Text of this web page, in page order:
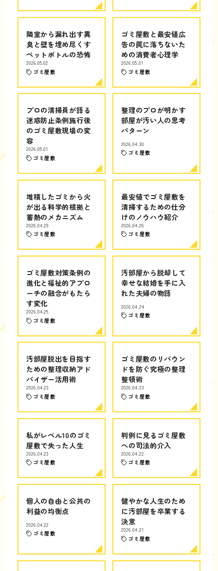
隣室から漏れ出す異
臭と壁を埋め尽くす
ペットボトルの恐怖
2026.05.02
ゴミ屋敷
ゴミ屋敷と最安値広
告の罠に落ちないた
めの消費者心理学
2026.05.01
ゴミ屋敷
プロの清掃員が語る
迷惑防止条例施行後
のゴミ屋敷現場の変
容
2026.05.01
ゴミ屋敷
整理のプロが明かす
部屋が汚い人の思考
パターン
2026.04.30
ゴミ屋敷
堆積したゴミから火
が出る科学的根拠と
蓄熱のメカニズム
2026.04.29
ゴミ屋敷
最安値でゴミ屋敷を
清掃するための仕分
けのノウハウ紹介
2026.04.26
ゴミ屋敷
ゴミ屋敷対策条例の
進化と福祉的アプロ
ーチの融合がもたら
す変化
2026.04.25
ゴミ屋敷
汚部屋から脱却して
幸せな結婚を手に入
れた夫婦の物語
2026.04.24
ゴミ屋敷
汚部屋脱出を目指す
ための整理収納アド
バイザー活用術
2026.04.23
ゴミ屋敷
ゴミ屋敷のリバウン
ドを防ぐ究極の整理
整頓術
2026.04.23
ゴミ屋敷
私がレベル10のゴミ
屋敷で失った人生
2026.04.23
ゴミ屋敷
判例に見るゴミ屋敷
への司法的介入
2026.04.22
ゴミ屋敷
個人の自由と公共の
利益の均衡点
2026.04.22
ゴミ屋敷
健やかな人生のため
に汚部屋を卒業する
決意
2026.04.21
ゴミ屋敷